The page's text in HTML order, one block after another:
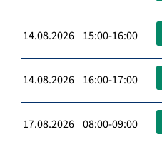
14.08.2026 15:00-16:00
14.08.2026 16:00-17:00
17.08.2026 08:00-09:00